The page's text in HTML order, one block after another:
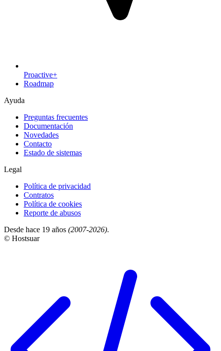
Proactive+
Roadmap
Ayuda
Preguntas frecuentes
Documentación
Novedades
Contacto
Estado de sistemas
Legal
Política de privacidad
Contratos
Política de cookies
Reporte de abusos
Desde hace 19 años (2007-2026).
© Hostsuar